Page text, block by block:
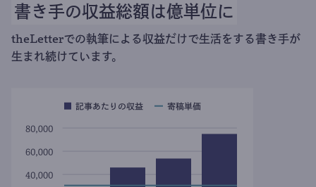
書き手の収益総額は億単位に
theLetterでの執筆による収益だけで生活をする書き手が
生まれ続けています。